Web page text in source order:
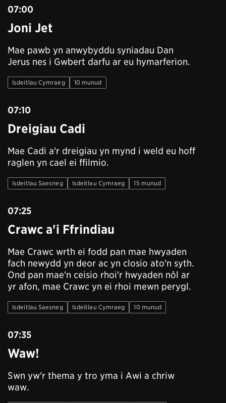
07:00
Joni Jet
Mae pawb yn anwybyddu syniadau Dan
Jerus nes i Gwbert darfu ar eu hymarferion.
Isdeitlau Cymraeg 10 munud
07:10
Dreigiau Cadi
Mae Cadi a'r dreigiau yn mynd i weld eu hoff
raglen yn cael ei ffilmio.
Isdeitlau Saesneg Isdeitlau Cymraeg 15 munud
07:25
Crawc a'i Ffrindiau
Mae Crawc wrth ei fodd pan mae hwyaden
fach newydd yn deor ac yn closio ato'n syth.
Ond pan mae'n ceisio rhoi'r hwyaden nôl ar
yr afon, mae Crawc yn ei rhoi mewn perygl.
Isdeitlau Saesneg Isdeitlau Cymraeg 10 munud
07:35
Waw!
Swn yw'r thema y tro yma i Awi a chriw
waw.